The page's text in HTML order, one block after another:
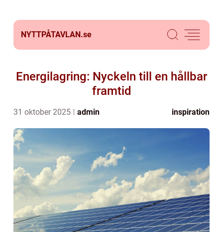
NYTTPÅTAVLAN.se
Energilagring: Nyckeln till en hållbar
framtid
31 oktober 2025 admin inspiration